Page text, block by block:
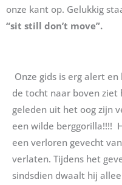
onze kant op. Gelukkig
“sit still don’t move”.
Onze gids is erg alert
de tocht naar boven ziet
geleden uit het oog zijn
een wilde berggorilla!!!!
een verloren gevecht
verlaten. Tijdens het
sindsdien dwaalt hij